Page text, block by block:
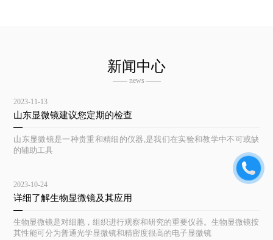
新闻中心
—— news ——
2023-11-13
山东显微镜建议您定期的检查
山东显微镜是一种贵重和精细的仪器,是我们在实验和教学中不可或缺
的辅助工具
2023-10-24
详细了解生物显微镜及其应用
生物显微镜是对细胞，组织进行观察和研究的重要仪器。生物显微镜按
其性能可分为普通光学显微镜和精密度很高的电子显微镜